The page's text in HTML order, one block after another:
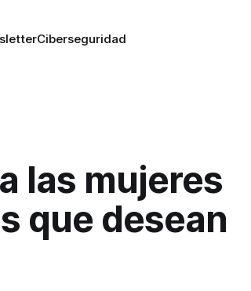
Ciberseguridad
las mujeres
que desean